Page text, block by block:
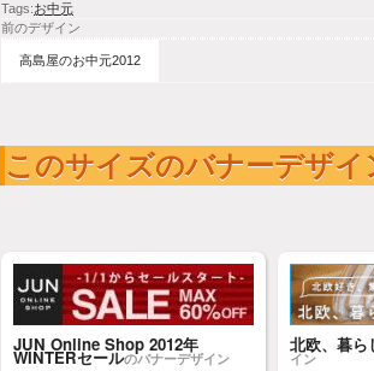
Tags:お中元
前のデザイン
高島屋のお中元2012
このサイズのバナーデザ
JUN Online Shop 2012年
WINTERセールのバナーデザイン
北欧、暮ら
イン